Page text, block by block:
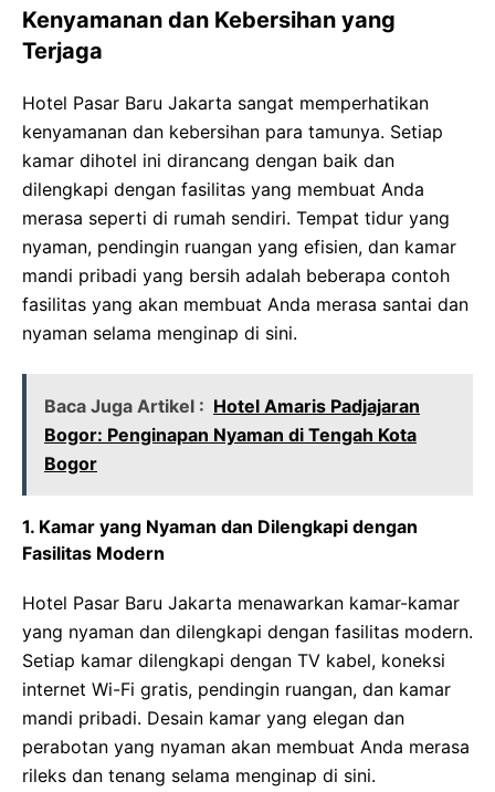
Kenyamanan dan Kebersihan yang
Terjaga
Hotel Pasar Baru Jakarta sangat memperhatikan
kenyamanan dan kebersihan para tamunya. Setiap
kamar dihotel ini dirancang dengan baik dan
dilengkapi dengan fasilitas yang membuat Anda
merasa seperti di rumah sendiri. Tempat tidur yang
nyaman, pendingin ruangan yang efisien, dan kamar
mandi pribadi yang bersih adalah beberapa contoh
fasilitas yang akan membuat Anda merasa santai dan
nyaman selama menginap di sini.
Baca Juga Artikel : Hotel Amaris Padjajaran
Bogor: Penginapan Nyaman di Tengah Kota
Bogor
1. Kamar yang Nyaman dan Dilengkapi dengan
Fasilitas Modern
Hotel Pasar Baru Jakarta menawarkan kamar-kamar
yang nyaman dan dilengkapi dengan fasilitas modern.
Setiap kamar dilengkapi dengan TV kabel, koneksi
internet Wi-Fi gratis, pendingin ruangan, dan kamar
mandi pribadi. Desain kamar yang elegan dan
perabotan yang nyaman akan membuat Anda merasa
rileks dan tenang selama menginap di sini.